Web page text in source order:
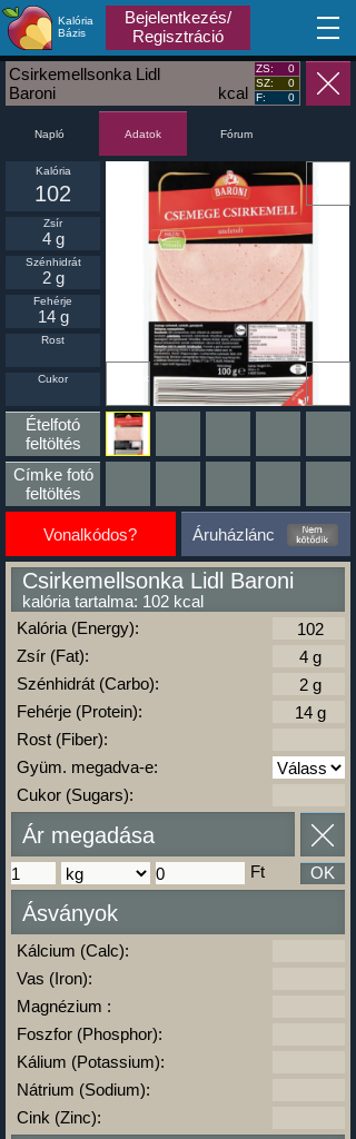
Kalória
Bázis
Bejelentkezés/
Regisztráció
MA
kcal
Csirkemellsonka Lidl
Baroni
ZS:
0
SZ:
0
F:
0
Napló Adatok Fórum
Ikonnak
Kalória
102
Zsír
4 g
Szénhidrát
2 g
Fehérje
14 g
Rost
Cukor
Ételfotó
feltöltés
Címke fotó
feltöltés
Vonalkódos? Áruházlánc
Csirkemellsonka Lidl Baroni
kalória tartalma: 102 kcal
Kalória (Energy):
Zsír (Fat):
Szénhidrát (Carbo):
Fehérje (Protein):
Rost (Fiber):
Gyüm. megadva-e:
Cukor (Sugars):
Ár megadása
Ft OK
Ásványok
Kálcium (Calc):
Vas (Iron):
Magnézium :
Foszfor (Phosphor):
Kálium (Potassium):
Nátrium (Sodium):
Cink (Zinc):